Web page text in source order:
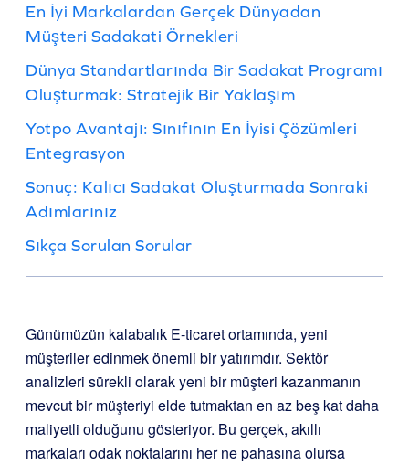
En İyi Markalardan Gerçek Dünyadan
Müşteri Sadakati Örnekleri
Dünya Standartlarında Bir Sadakat Programı
Oluşturmak: Stratejik Bir Yaklaşım
Yotpo Avantajı: Sınıfının En İyisi Çözümleri
Entegrasyon
Sonuç: Kalıcı Sadakat Oluşturmada Sonraki
Adımlarınız
Sıkça Sorulan Sorular
Günümüzün kalabalık E-ticaret ortamında, yeni
müşteriler edinmek önemli bir yatırımdır. Sektör
analizleri sürekli olarak yeni bir müşteri kazanmanın
mevcut bir müşteriyi elde tutmaktan en az beş kat daha
maliyetli olduğunu gösteriyor. Bu gerçek, akıllı
markaları odak noktalarını her ne pahasına olursa